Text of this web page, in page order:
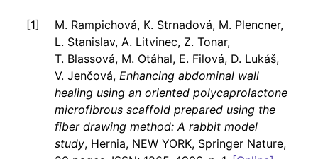
M. Rampichová, K. Strnadová, M. Plencner,
L. Stanislav, A. Litvinec, Z. Tonar,
T. Blassová, M. Otáhal, E. Filová, D. Lukáš,
V. Jenčová, Enhancing abdominal wall
healing using an oriented polycaprolactone
microfibrous scaffold prepared using the
fiber drawing method: A rabbit model
study, Hernia, NEW YORK, Springer Nature,